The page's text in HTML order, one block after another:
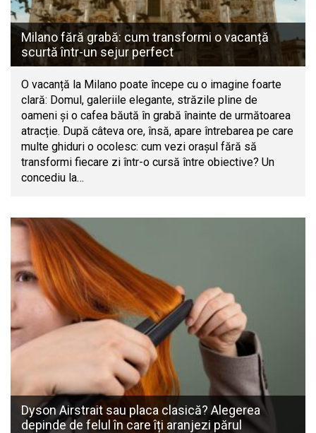
Milano fără grabă: cum transformi o vacanță
scurtă într-un sejur perfect
O vacanță la Milano poate începe cu o imagine foarte
clară: Domul, galeriile elegante, străzile pline de
oameni și o cafea băută în grabă înainte de următoarea
atracție. După câteva ore, însă, apare întrebarea pe care
multe ghiduri o ocolesc: cum vezi orașul fără să
transformi fiecare zi într-o cursă între obiective? Un
concediu la…
Dyson Airstrait sau placa clasică? Alegerea
depinde de felul în care îți aranjezi părul